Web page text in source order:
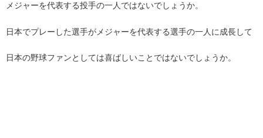
メジャーを代表する投手の一人ではないでしょうか。
日本でプレーした選手がメジャーを代表する選手の一人に成長して
日本の野球ファンとしては喜ばしいことではないでしょうか。